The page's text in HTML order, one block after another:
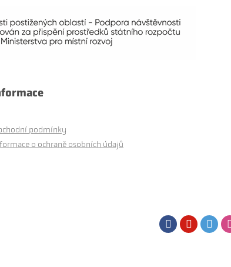
podmínky
o ochraně osobních údajů
FacebookYoutube